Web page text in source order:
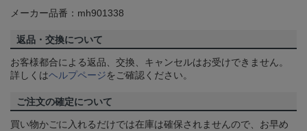
メーカー品番：mh901338
返品・交換について
お客様都合による返品、交換、キャンセルはお受けできません。
詳しくはヘルプページをご確認ください。
ご注文の確定について
買い物かごに入れるだけでは在庫は確保されませんので、お早め